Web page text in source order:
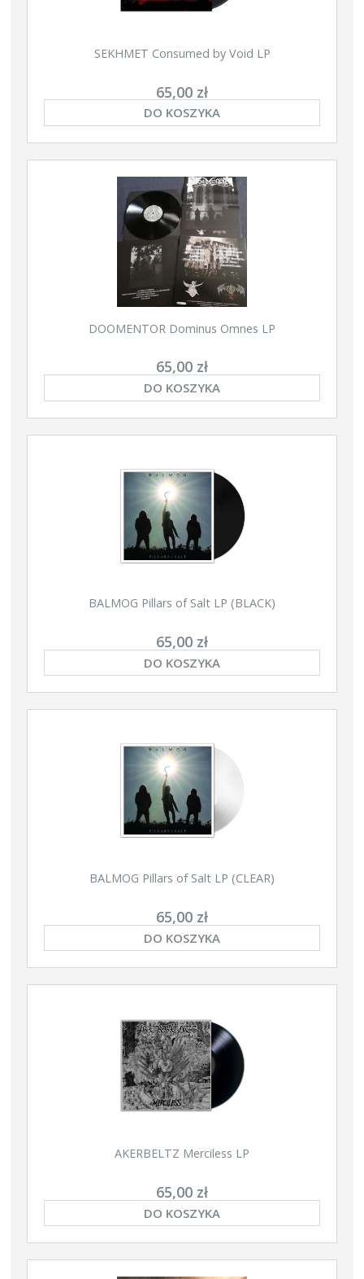
SEKHMET Consumed by Void LP
65,00 zł
DO KOSZYKA
DOOMENTOR Dominus Omnes LP
65,00 zł
DO KOSZYKA
BALMOG Pillars of Salt LP (BLACK)
65,00 zł
DO KOSZYKA
BALMOG Pillars of Salt LP (CLEAR)
65,00 zł
DO KOSZYKA
AKERBELTZ Merciless LP
65,00 zł
DO KOSZYKA